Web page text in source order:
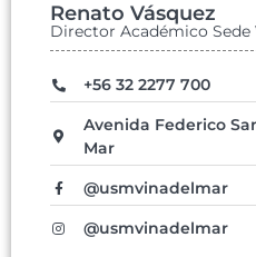
Renato Vásquez
Director Académico Sede
+56 32 2277 700
Avenida Federico
Mar
@usmvinadelmar
@usmvinadelmar